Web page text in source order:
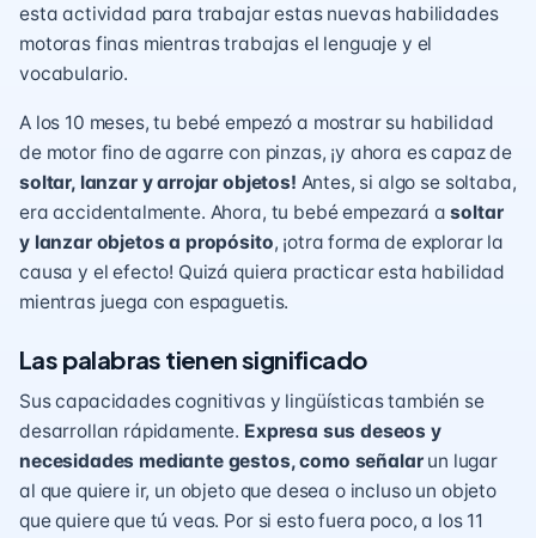
esta actividad para trabajar estas nuevas habilidades
motoras finas mientras trabajas el lenguaje y el
vocabulario.
A los 10 meses, tu bebé empezó a mostrar su habilidad
de motor fino de agarre con pinzas, ¡y ahora es capaz de
soltar, lanzar y arrojar objetos! Antes, si algo se soltaba,
era accidentalmente. Ahora, tu bebé empezará asoltar
y lanzar objetos a propósito, ¡otra forma de explorar la
causa y el efecto! Quizá quiera practicar esta habilidad
mientras juega con espaguetis.
Las palabras tienen significado
Sus capacidades cognitivas y lingüísticas también se
desarrollan rápidamente. Expresa sus deseos y
necesidades mediante gestos, como señalarun lugar
al que quiere ir, un objeto que desea o incluso un objeto
que quiere que tú veas. Por si esto fuera poco, a los 11